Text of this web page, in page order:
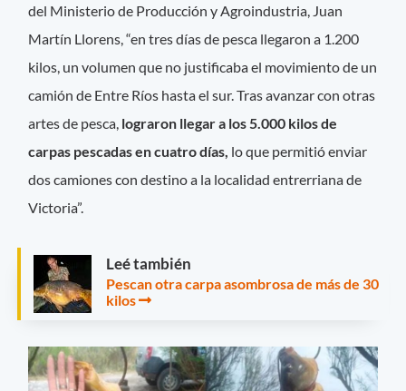
del Ministerio de Producción y Agroindustria, Juan
Martín Llorens, “en tres días de pesca llegaron a 1.200
kilos, un volumen que no justificaba el movimiento de un
camión de Entre Ríos hasta el sur. Tras avanzar con otras
artes de pesca, lograron llegar a los 5.000 kilos de
carpas pescadas en cuatro días, lo que permitió enviar
dos camiones con destino a la localidad entrerriana de
Victoria”.
Leé también
Pescan otra carpa asombrosa de más de 30
kilos